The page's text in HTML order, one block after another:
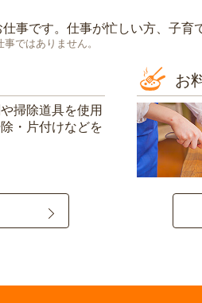
仕事です。仕事が忙しい方、子育
ではありません。
掃除道具を使用
・片付けなどを
お